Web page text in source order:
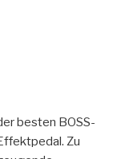
besten BOSS-
Zu